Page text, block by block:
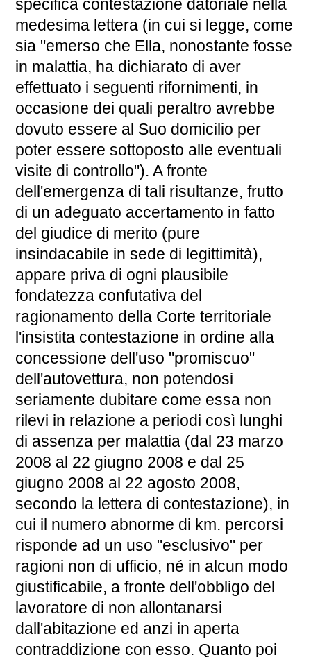
specifica contestazione datoriale nella
medesima lettera (in cui si legge, come
sia "emerso che Ella, nonostante fosse
in malattia, ha dichiarato di aver
effettuato i seguenti rifornimenti, in
occasione dei quali peraltro avrebbe
dovuto essere al Suo domicilio per
poter essere sottoposto alle eventuali
visite di controllo"). A fronte
dell'emergenza di tali risultanze, frutto
di un adeguato accertamento in fatto
del giudice di merito (pure
insindacabile in sede di legittimità),
appare priva di ogni plausibile
fondatezza confutativa del
ragionamento della Corte territoriale
l'insistita contestazione in ordine alla
concessione dell'uso "promiscuo"
dell'autovettura, non potendosi
seriamente dubitare come essa non
rilevi in relazione a periodi così lunghi
di assenza per malattia (dal 23 marzo
2008 al 22 giugno 2008 e dal 25
giugno 2008 al 22 agosto 2008,
secondo la lettera di contestazione), in
cui il numero abnorme di km. percorsi
risponde ad un uso "esclusivo" per
ragioni non di ufficio, né in alcun modo
giustificabile, a fronte dell'obbligo del
lavoratore di non allontanarsi
dall'abitazione ed anzi in aperta
contraddizione con esso. Quanto poi